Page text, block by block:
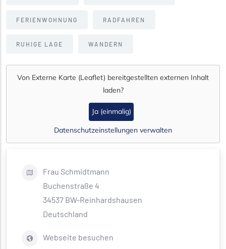
FERIENWOHNUNG RADFAHREN
RUHIGE LAGE WANDERN
Von Externe Karte (Leaflet) bereitgestellten externen Inhalt
laden?
Ja (einmalig)
Datenschutzeinstellungen verwalten
Frau Schmidtmann
Buchenstraße 4
34537 BW-Reinhardshausen
Deutschland
Webseite besuchen